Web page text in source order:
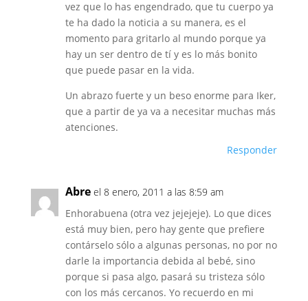
vez que lo has engendrado, que tu cuerpo ya
te ha dado la noticia a su manera, es el
momento para gritarlo al mundo porque ya
hay un ser dentro de tí y es lo más bonito
que puede pasar en la vida.
Un abrazo fuerte y un beso enorme para Iker,
que a partir de ya va a necesitar muchas más
atenciones.
Responder
Abre el 8 enero, 2011 a las 8:59 am
Enhorabuena (otra vez jejejeje). Lo que dices
está muy bien, pero hay gente que prefiere
contárselo sólo a algunas personas, no por no
darle la importancia debida al bebé, sino
porque si pasa algo, pasará su tristeza sólo
con los más cercanos. Yo recuerdo en mi